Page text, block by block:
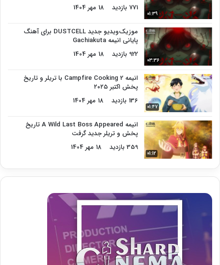
01:39
771 بازدید
18 مهر 1404
03:36
موزیک‌ویدیو جدید DUSTCELL برای آهنگ
پایانی انیمه Gachiakuta
922 بازدید
18 مهر 1404
01:47
انیمه Campfire Cooking 2 با تریلر و تاریخ
پخش اکتبر ۲۰۲۵
136 بازدید
18 مهر 1404
01:12
انیمه A Wild Last Boss Appeared تاریخ
پخش و تریلر جدید گرفت
359 بازدید
18 مهر 1404